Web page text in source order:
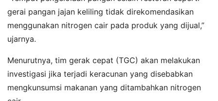
gerai pangan jajan keliling tidak direkomendasikan
menggunakan nitrogen cair pada produk yang dijual,”
ujarnya.
Menurutnya, tim gerak cepat (TGC) akan melakukan
investigasi jika terjadi keracunan yang disebabkan
mengkunsumsi makanan yang ditambahkan nitrogen